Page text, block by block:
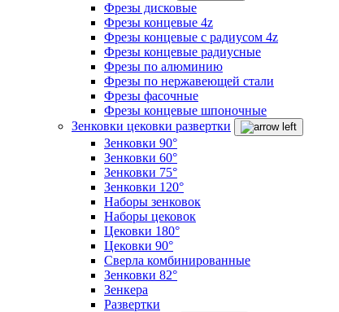
Фрезы дисковые
Фрезы концевые 4z
Фрезы концевые с радиусом 4z
Фрезы концевые радиусные
Фрезы по алюминию
Фрезы по нержавеющей стали
Фрезы фасочные
Фрезы концевые шпоночные
Зенковки цековки развертки
Зенковки 90°
Зенковки 60°
Зенковки 75°
Зенковки 120°
Наборы зенковок
Наборы цековок
Цековки 180°
Цековки 90°
Сверла комбинированные
Зенковки 82°
Зенкера
Развертки